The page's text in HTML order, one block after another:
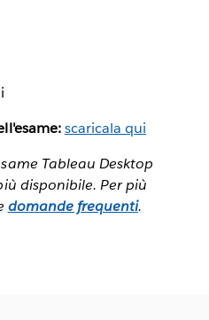
scaricala qui
Tableau Desktop
disponibile. Per più
domande frequenti.